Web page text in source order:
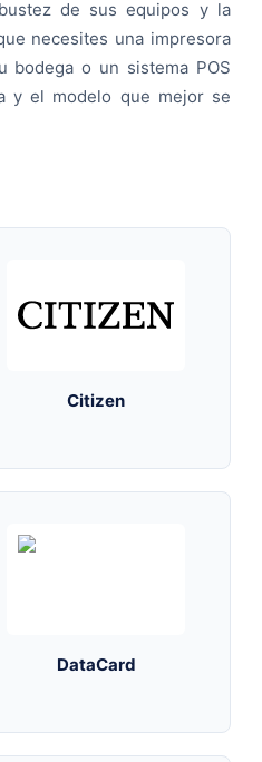
de sus equipos y la
necesites una impresora
bodega o un sistema POS
y el modelo que mejor se
Citizen
DataCard